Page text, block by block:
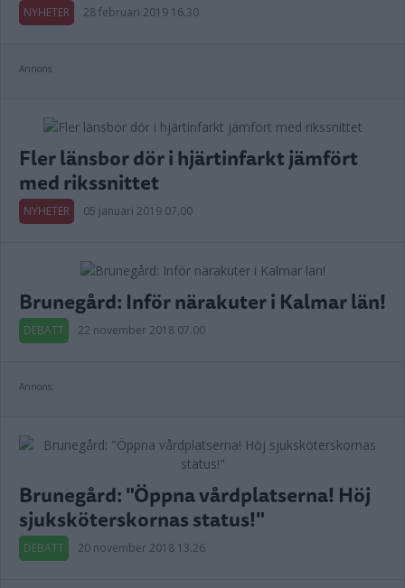
NYHETER 28 februari 2019 16.30
Annons:
Fler länsbor dör i hjärtinfarkt jämfört
med rikssnittet
NYHETER 05 januari 2019 07.00
Brunegård: Inför närakuter i Kalmar län!
DEBATT 22 november 2018 07.00
Annons:
Brunegård: "Öppna vårdplatserna! Höj
sjuksköterskornas status!"
DEBATT 20 november 2018 13.26